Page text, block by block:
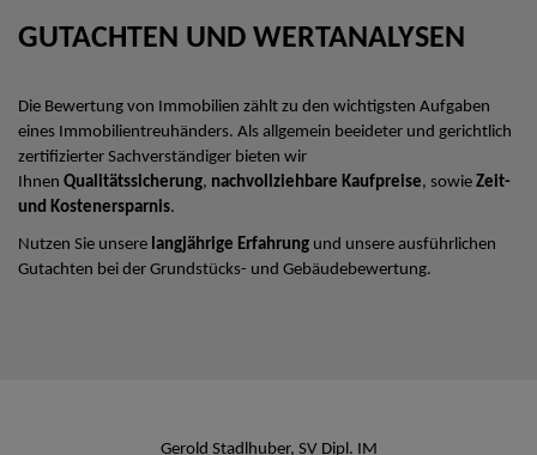
GUTACHTEN UND WERTANALYSEN
Die Bewertung von Immobilien zählt zu den wichtigsten Aufgaben
eines Immobilientreuhänders. Als allgemein beeideter und gerichtlich
zertifizierter Sachverständiger bieten wir
Ihnen Qualitätssicherung, nachvollziehbare Kaufpreise, sowie Zeit-
und Kostenersparnis.
Nutzen Sie unsere langjährige Erfahrung und unsere ausführlichen
Gutachten bei der Grundstücks- und Gebäudebewertung.
Gerold Stadlhuber, SV Dipl. IM